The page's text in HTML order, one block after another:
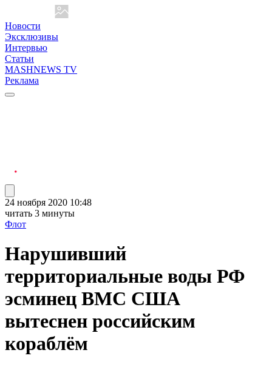
Новости
Эксклюзивы
Интервью
Статьи
MASHNEWS TV
Реклама
24 ноября 2020 10:48
читать 3 минуты
Флот
Нарушивший
территориальные воды РФ
эсминец ВМС США
вытеснен российским
кораблём